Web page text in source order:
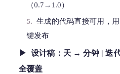
（0.7→1.0）
5.生成的代码直接可用，
键发布
▶ 设计稿：天 → 分钟 | 迭
全覆盖